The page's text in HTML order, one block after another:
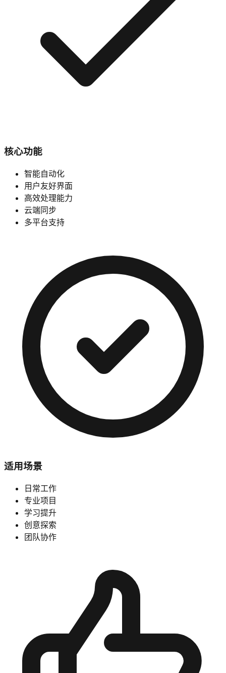
核心功能
智能自动化
用户友好界面
高效处理能力
云端同步
多平台支持
适用场景
日常工作
专业项目
学习提升
创意探索
团队协作